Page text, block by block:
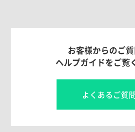
お客様からのご
ヘルプガイドをご覧
よくあるご質